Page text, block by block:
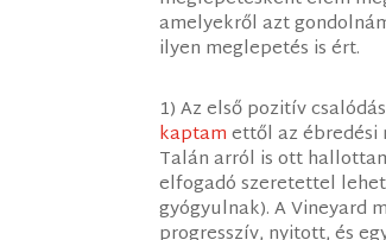
amelyekről azt
ilyen meglepetés is ért.
1) Az első pozitív
kaptamettől az ébredési
Talán arról is ott
elfogadó szeretettel
gyógyulnak). A Vineyard